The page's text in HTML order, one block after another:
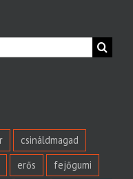
csináldmagad
erős
fejőgumi